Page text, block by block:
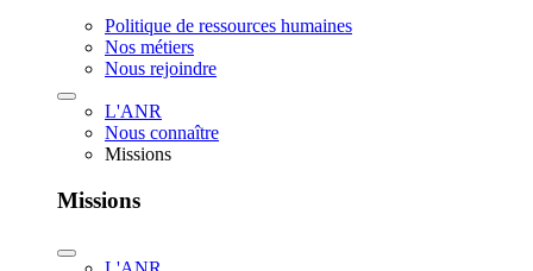
Politique de ressources humaines
Nos métiers
Nous rejoindre
L'ANR
Nous connaître
Missions
Missions